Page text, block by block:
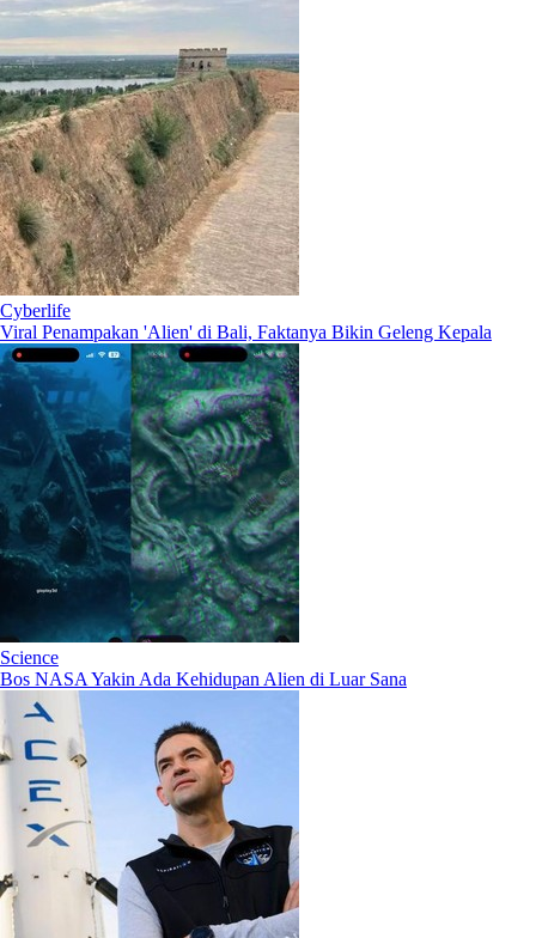
Cyberlife
Viral Penampakan 'Alien' di Bali, Faktanya Bikin Geleng Kepala
Science
Bos NASA Yakin Ada Kehidupan Alien di Luar Sana